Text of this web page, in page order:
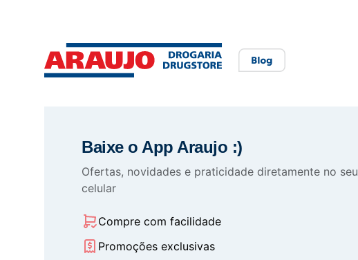
Baixe o App Araujo :)
Ofertas, novidades e praticidade diretamente no seu
celular
Compre com facilidade
Promoções exclusivas